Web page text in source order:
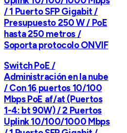
/ 1 Puerto SFP Gigabit /
Presupuesto 250 W / PoE
hasta 250 metros /
Soporta protocolo ONVIF
Switch PoE /
Administración en la nube
/ Con 16 puertos 10/100
Mbps PoE af/at (Puertos
1-4: bt 90W) / 2 Puertos
Uplink 10/100/1000 Mbps